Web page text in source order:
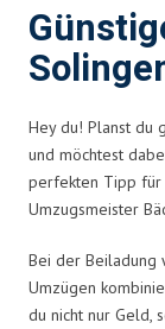
Hey du! Planst du
und möchtest
perfekten Tipp für
Umzugsmeister
Bei der Beiladung
Umzügen
du nicht nur Geld,